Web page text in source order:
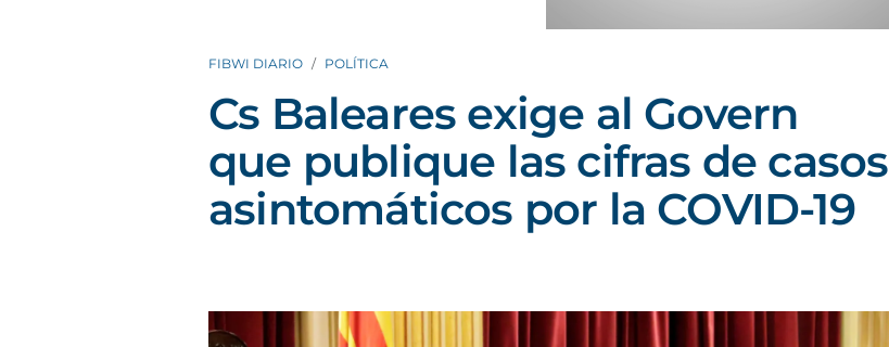
FIBWI DIARIO POLÍTICA
Cs Baleares exige al Govern
que publique las cifras de casos
asintomáticos por la COVID-19